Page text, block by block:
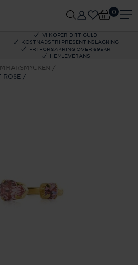
VI KÖPER DITT GULD
KOSTNADSFRI PRESENTINSLAGNING
FRI FÖRSÄKRING ÖVER 695KR
HEMLEVERANS
0
ROSE